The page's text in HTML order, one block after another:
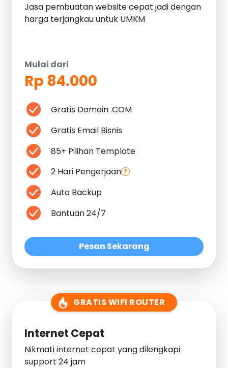
Jasa pembuatan website cepat jadi dengan
harga terjangkau untuk UMKM
Mulai dari
Rp 84.000
Gratis Domain .COM
Gratis Email Bisnis
85+ Pilihan Template
2 Hari Pengerjaan ?
Auto Backup
Bantuan 24/7
Pesan Sekarang
GRATIS WIFI ROUTER
Internet Cepat
Nikmati internet cepat yang dilengkapi
support 24 jam